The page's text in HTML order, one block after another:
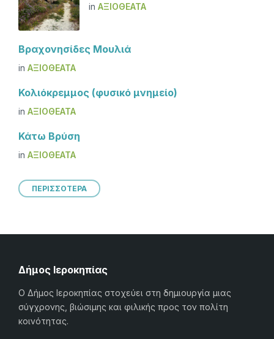
in ΑΞΙΟΘΈΑΤΑ
Βραχονησίδες Μουλιά
in ΑΞΙΟΘΈΑΤΑ
Κολιόκρεμμος (φυσικό μνημείο)
in ΑΞΙΟΘΈΑΤΑ
Κάτω Βρύση
in ΑΞΙΟΘΈΑΤΑ
ΠΕΡΙΣΣΟΤΕΡΑ
Δήμος Ιεροκηπίας
Ο Δήμος Ιεροκηπίας στοχεύει στη δημιουργία μιας
σύγχρονης, βιώσιμης και φιλικής προς τον πολίτη
κοινότητας.